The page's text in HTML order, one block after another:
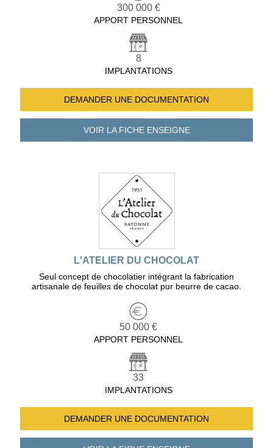
300 000 €
APPORT PERSONNEL
8
IMPLANTATIONS
DEMANDER UNE DOCUMENTATION
VOIR LA FICHEENSEIGNE
L'ATELIER DU CHOCOLAT
Seul concept de chocolatier intégrant la fabrication
artisanale de feuilles de chocolat pur beurre de cacao.
50 000 €
APPORT PERSONNEL
33
IMPLANTATIONS
DEMANDER UNE DOCUMENTATION